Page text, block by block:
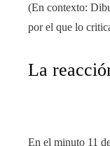
(En contexto:
por el que lo
La
En el minuto 11